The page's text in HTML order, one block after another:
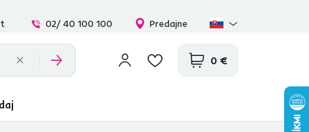
02/ 40 100 100 Predajne
0 €